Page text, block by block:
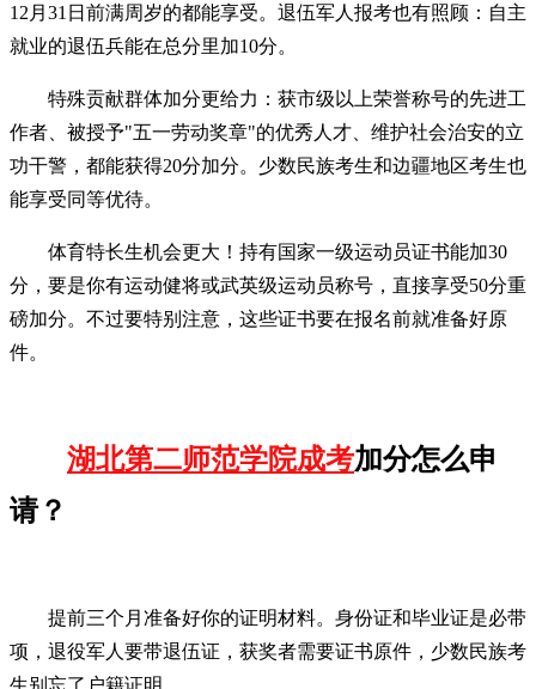
12月31日前满周岁的都能享受。退伍军人报考也有照顾：自主
就业的退伍兵能在总分里加10分。
特殊贡献群体加分更给力：获市级以上荣誉称号的先进工
作者、被授予"五一劳动奖章"的优秀人才、维护社会治安的立
功干警，都能获得20分加分。少数民族考生和边疆地区考生也
能享受同等优待。
体育特长生机会更大！持有国家一级运动员证书能加30
分，要是你有运动健将或武英级运动员称号，直接享受50分重
磅加分。不过要特别注意，这些证书要在报名前就准备好原
件。
湖北第二师范学院成考加分怎么申
请？
提前三个月准备好你的证明材料。身份证和毕业证是必带
项，退役军人要带退伍证，获奖者需要证书原件，少数民族考
生别忘了户籍证明。